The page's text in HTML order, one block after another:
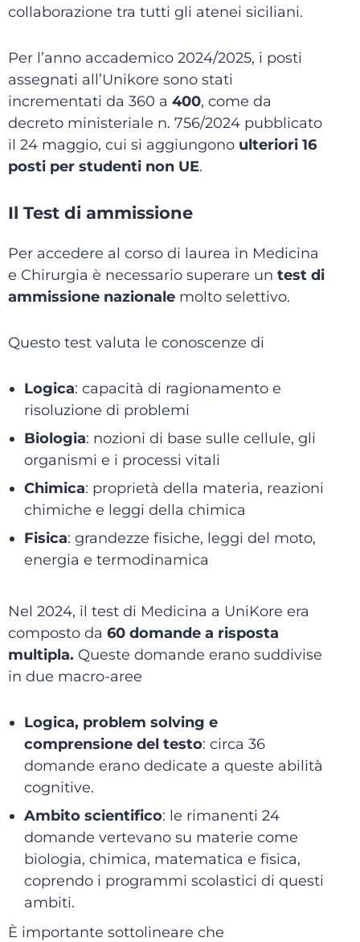
collaborazione tra tutti gli atenei siciliani.
Per l’anno accademico 2024/2025, i posti
assegnati all’Unikore sono stati
incrementati da 360 a 400, come da
decreto ministeriale n. 756/2024 pubblicato
il 24 maggio, cui si aggiungono ulteriori 16
posti per studenti non UE.
Il Test di ammissione
Per accedere al corso di laurea in Medicina
e Chirurgia è necessario superare un test di
ammissione nazionale molto selettivo.
Questo test valuta le conoscenze di
Logica: capacità di ragionamento e
risoluzione di problemi
Biologia: nozioni di base sulle cellule, gli
organismi e i processi vitali
Chimica: proprietà della materia, reazioni
chimiche e leggi della chimica
Fisica: grandezze fisiche, leggi del moto,
energia e termodinamica
Nel 2024, il test di Medicina a UniKore era
composto da 60 domande a risposta
multipla. Queste domande erano suddivise
in due macro-aree
Logica, problem solving e
comprensione del testo: circa 36
domande erano dedicate a queste abilità
cognitive.
Ambito scientifico: le rimanenti 24
domande vertevano su materie come
biologia, chimica, matematica e fisica,
coprendo i programmi scolastici di questi
ambiti.
È importante sottolineare che